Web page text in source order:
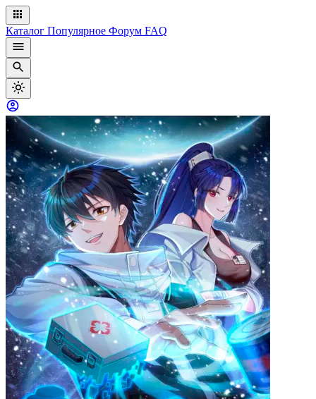
Каталог Популярное Форум FAQ